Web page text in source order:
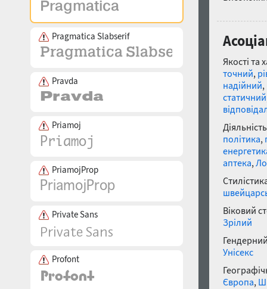
Pragmatica Slabserif
Pravda
Priamoj
PriamojProp
Private Sans
Profont
Якості та
точний,
надійний,
статичний
політика,
аптека,
Віковий
Зрілий
Унісекс
Європа,